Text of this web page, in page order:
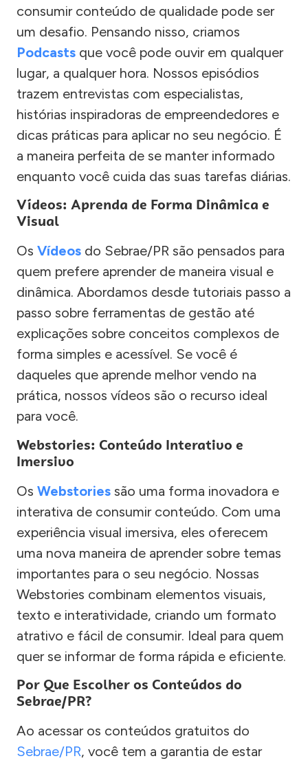
consumir conteúdo de qualidade pode ser
um desafio. Pensando nisso, criamos
Podcasts que você pode ouvir em qualquer
lugar, a qualquer hora. Nossos episódios
trazem entrevistas com especialistas,
histórias inspiradoras de empreendedores e
dicas práticas para aplicar no seu negócio. É
a maneira perfeita de se manter informado
enquanto você cuida das suas tarefas diárias.
Vídeos: Aprenda de Forma Dinâmica e
Visual
Os Vídeos do Sebrae/PR são pensados para
quem prefere aprender de maneira visual e
dinâmica. Abordamos desde tutoriais passo a
passo sobre ferramentas de gestão até
explicações sobre conceitos complexos de
forma simples e acessível. Se você é
daqueles que aprende melhor vendo na
prática, nossos vídeos são o recurso ideal
para você.
Webstories: Conteúdo Interativo e
Imersivo
Os Webstories são uma forma inovadora e
interativa de consumir conteúdo. Com uma
experiência visual imersiva, eles oferecem
uma nova maneira de aprender sobre temas
importantes para o seu negócio. Nossas
Webstories combinam elementos visuais,
texto e interatividade, criando um formato
atrativo e fácil de consumir. Ideal para quem
quer se informar de forma rápida e eficiente.
Por Que Escolher os Conteúdos do
Sebrae/PR?
Ao acessar os conteúdos gratuitos do
Sebrae/PR, você tem a garantia de estar